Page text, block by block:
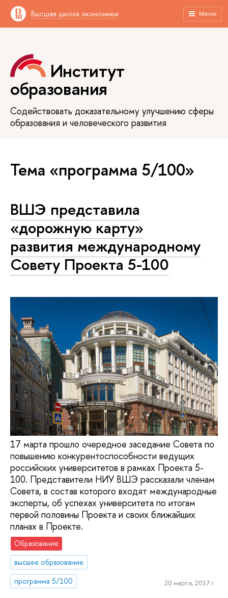
Высшая школа экономики Меню
Институт
образования
Содействовать доказательному улучшению сферы
образования и человеческого развития
Тема «программа 5/100»
ВШЭ представила
«дорожную карту»
развития международному
Совету Проекта 5-100
17 марта прошло очередное заседание Совета по
повышению конкурентоспособности ведущих
российских университетов в рамках Проекта 5-
100. Представители НИУ ВШЭ рассказали членам
Совета, в состав которого входят международные
эксперты, об успехах университета по итогам
первой половины Проекта и своих ближайших
планах в Проекте.
Образование
высшее образование
программа 5/100
20 марта, 2017 г.